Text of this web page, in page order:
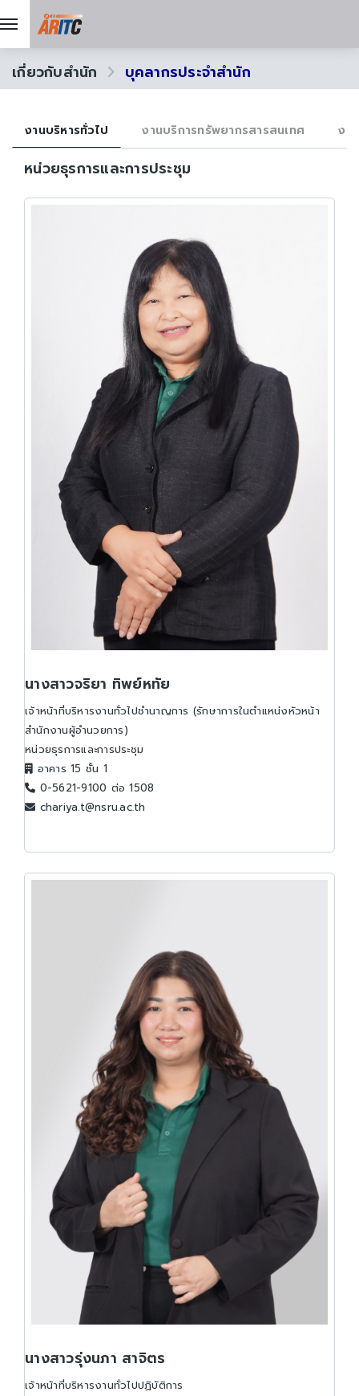
เกี่ยวกับสำนัก บุคลากรประจำสำนัก
งานบริหารทั่วไป งานบริการทรัพยากรสารสนเทศ งา
หน่วยธุรการและการประชุม
นางสาวจริยา ทิพย์หทัย
เจ้าหน้าที่บริหารงานทั่วไปชำนาญการ (รักษาการในตำแหน่งหัวหน้า
สำนักงานผู้อำนวยการ)
หน่วยธุรการและการประชุม
อาคาร 15 ชั้น 1
0-5621-9100 ต่อ 1508
chariya.t@nsru.ac.th
นางสาวรุ่งนภา สาจิตร
เจ้าหน้าที่บริหารงานทั่วไปปฏิบัติการ